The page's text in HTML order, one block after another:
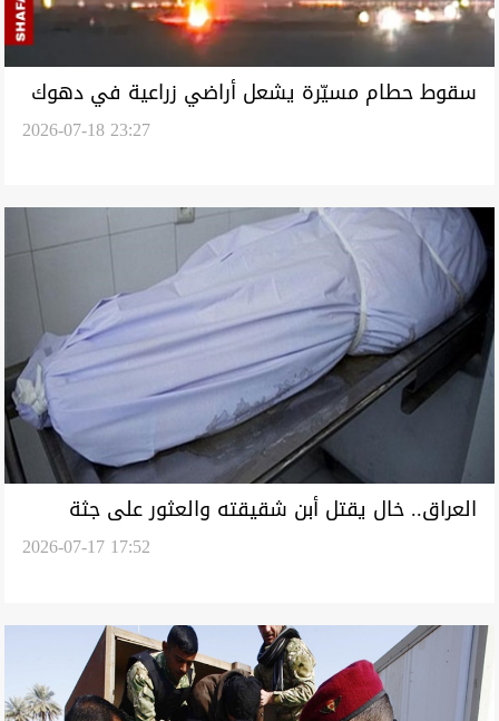
سقوط حطام مسيّرة يشعل أراضي زراعية في دهوك
2026-07-18 23:27
العراق.. خال يقتل أبن شقيقته والعثور على جثة
2026-07-17 17:52